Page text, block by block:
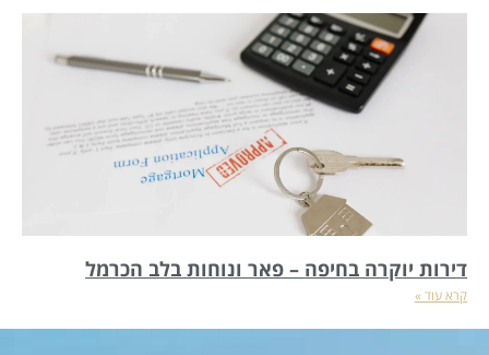
דירות יוקרה בחיפה – פאר ונוחות בלב הכרמל
קרא עוד »